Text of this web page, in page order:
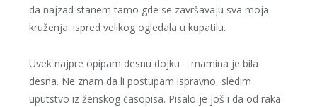
da najzad stanem tamo gde se završavaju sva moja
kruženja: ispred velikog ogledala u kupatilu.
Uvek najpre opipam desnu dojku − mamina je bila
desna. Ne znam da li postupam ispravno, sledim
uputstvo iz ženskog časopisa. Pisalo je još i da od raka